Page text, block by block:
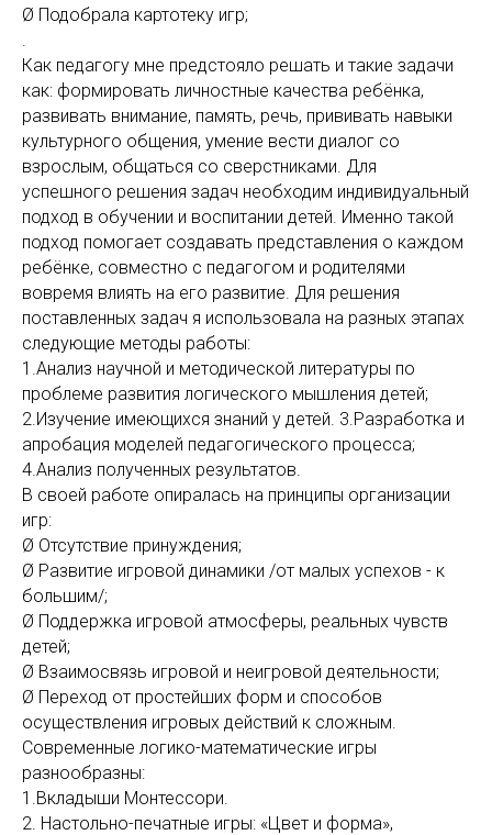
Ø Подобрала картотеку игр;
.
Как педагогу мне предстояло решать и такие задачи
как: формировать личностные качества ребёнка,
развивать внимание, память, речь, прививать навыки
культурного общения, умение вести диалог со
взрослым, общаться со сверстниками. Для
успешного решения задач необходим индивидуальный
подход в обучении и воспитании детей. Именно такой
подход помогает создавать представления о каждом
ребёнке, совместно с педагогом и родителями
вовремя влиять на его развитие. Для решения
поставленных задач я использовала на разных этапах
следующие методы работы:
1.Анализ научной и методической литературы по
проблеме развития логического мышления детей;
2.Изучение имеющихся знаний у детей. 3.Разработка и
апробация моделей педагогического процесса;
4.Анализ полученных результатов.
В своей работе опиралась на принципы организации
игр:
Ø Отсутствие принуждения;
Ø Развитие игровой динамики /от малых успехов - к
большим/;
Ø Поддержка игровой атмосферы, реальных чувств
детей;
Ø Взаимосвязь игровой и неигровой деятельности;
Ø Переход от простейших форм и способов
осуществления игровых действий к сложным.
Современные логико-математические игры
разнообразны:
1.Вкладыши Монтессори.
2. Настольно-печатные игры: «Цвет и форма»,